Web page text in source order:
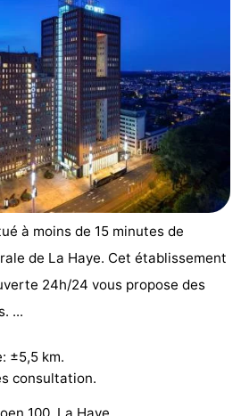
à moins de 15 minutes de
de La Haye. Cet établissement
24h/24 vous propose des
...
±5,5 km.
consultation.